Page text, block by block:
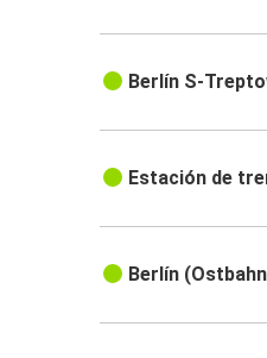
Berlín S-
Estación de
Berlín